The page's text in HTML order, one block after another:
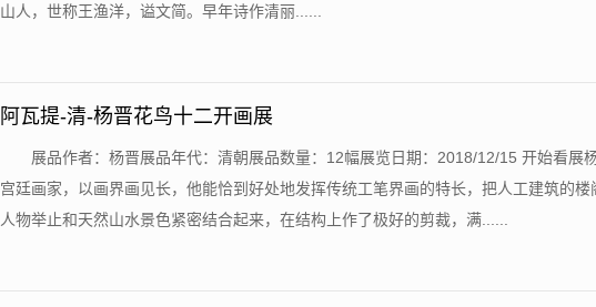
山人，世称王渔洋，谥文简。早年诗作清丽......
阿瓦提-清-杨晋花鸟十二开画展
展品作者：杨晋展品年代：清朝展品数量：12幅展览日期：2018/12/15 开始看展
宫廷画家，以画界画见长，他能恰到好处地发挥传统工笔界画的特长，把人工建筑的楼
人物举止和天然山水景色紧密结合起来，在结构上作了极好的剪裁，满......